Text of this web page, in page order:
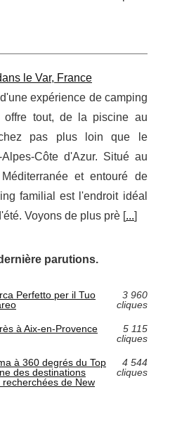
le Var, France
expérience de camping
tout, de la piscine au
pas plus loin que le
Côte d'Azur. Situé au
et entouré de
familial est l'endroit idéal
Voyons de plus prè [...]
parutions.
Perfetto per il Tuo
3 960
cliques
à Aix-en-Provence
5 115
cliques
à 360 degrés du Top
des destinations
de New
4 544
cliques